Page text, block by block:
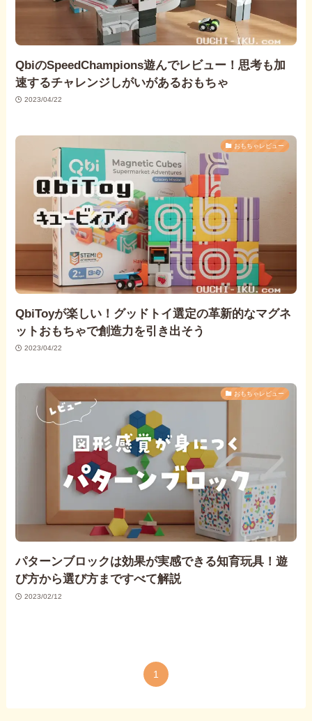
QbiのSpeedChampions遊んでレビュー！思考も加
速するチャレンジしがいがあるおもちゃ
2023/04/22
おもちゃレビュー
QbiToyが楽しい！グッドトイ選定の革新的なマグネ
ットおもちゃで創造力を引き出そう
2023/04/22
おもちゃレビュー
パターンブロックは効果が実感できる知育玩具！遊
び方から選び方まですべて解説
2023/02/12
1